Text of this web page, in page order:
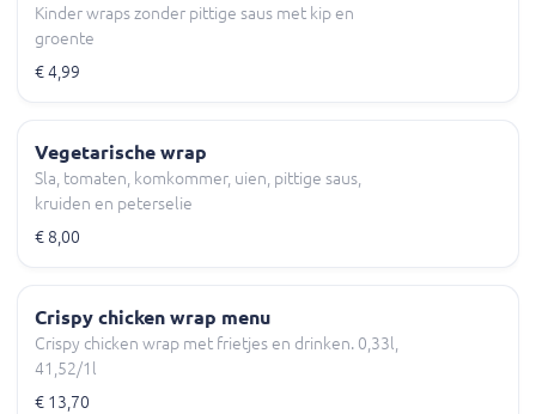
Kinder wraps zonder pittige saus met kip en
groente
€ 4,99
Vegetarische wrap
Sla, tomaten, komkommer, uien, pittige saus,
kruiden en peterselie
€ 8,00
Crispy chicken wrap menu
Crispy chicken wrap met frietjes en drinken. 0,33l,
41,52/1l
€ 13,70